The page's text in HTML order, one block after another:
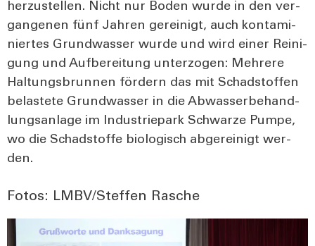
her­zu­stel­len. Nicht nur Boden wur­de in den ver­
gan­ge­nen fünf Jah­ren gerei­nigt, auch kon­ta­mi­
nier­tes Grund­was­ser wur­de und wird einer Rei­ni­
gung und Auf­be­rei­tung unter­zo­gen: Meh­re­re
Hal­tungs­brun­nen för­dern das mit Schad­stof­fen
belas­te­te Grund­was­ser in die Abwas­ser­be­hand­
lungs­an­la­ge im Indus­trie­park Schwar­ze Pum­pe,
wo die Schad­stof­fe bio­lo­gisch abge­r­ei­nigt wer­
den.
Fotos: LMBV/Steffen Rasche